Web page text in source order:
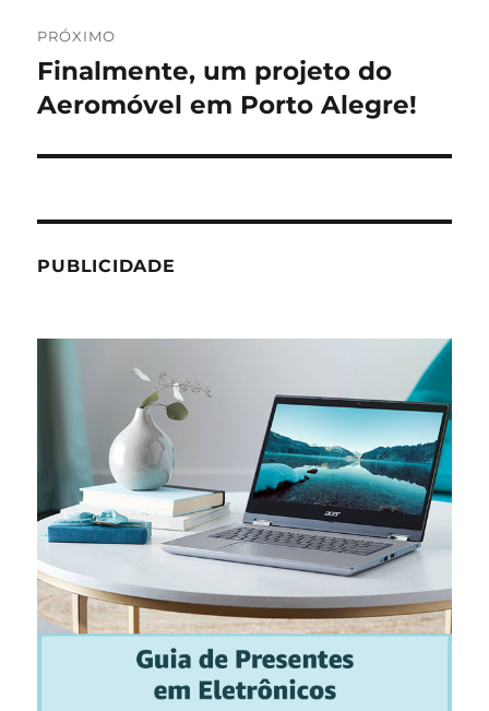
PRÓXIMO
Próximo
post:
Finalmente, um projeto do
Aeromóvel em Porto Alegre!
PUBLICIDADE